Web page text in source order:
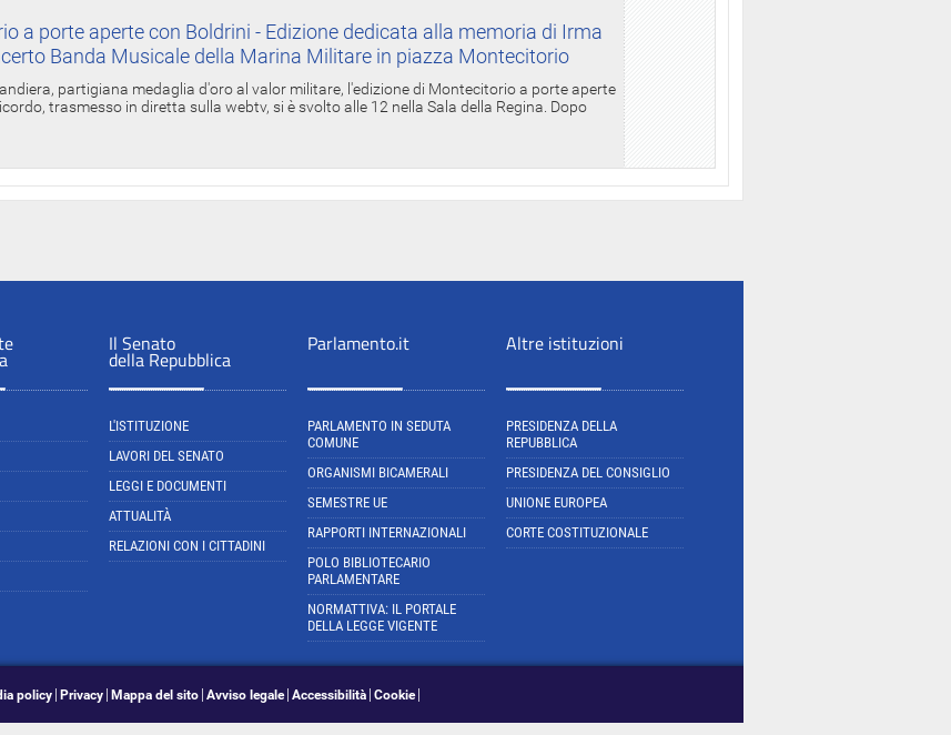
a porte aperte con Boldrini - Edizione dedicata alla memoria di Irma
Banda Musicale della Marina Militare in piazza Montecitorio
partigiana medaglia d'oro al valor militare, l'edizione di Montecitorio a porte aperte
trasmesso in diretta sulla webtv, si è svolto alle 12 nella Sala della Regina. Dopo
Il Senato
della Repubblica
L'ISTITUZIONE
LAVORI DEL SENATO
LEGGI E DOCUMENTI
ATTUALITÀ
RELAZIONI CON I CITTADINI
Parlamento.it
PARLAMENTO IN SEDUTA
COMUNE
ORGANISMI BICAMERALI
SEMESTRE UE
RAPPORTI INTERNAZIONALI
POLO BIBLIOTECARIO
PARLAMENTARE
NORMATTIVA: IL PORTALE
DELLA LEGGE VIGENTE
Altre istituzioni
PRESIDENZA DELLA
REPUBBLICA
PRESIDENZA DEL CONSIGLIO
UNIONE EUROPEA
CORTE COSTITUZIONALE
policy Privacy Mappa del sito Avviso legale Accessibilità Cookie